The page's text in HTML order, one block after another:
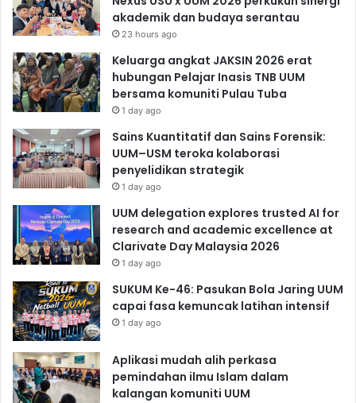
akademik dan budaya serantau
23 hours ago
Keluarga angkat JAKSIN 2026 erat
hubungan Pelajar Inasis TNB UUM
bersama komuniti Pulau Tuba
1 day ago
Sains Kuantitatif dan Sains Forensik:
UUM–USM teroka kolaborasi
penyelidikan strategik
1 day ago
UUM delegation explores trusted AI for
research and academic excellence at
Clarivate Day Malaysia 2026
1 day ago
SUKUM Ke-46: Pasukan Bola Jaring UUM
capai fasa kemuncak latihan intensif
1 day ago
Aplikasi mudah alih perkasa
pemindahan ilmu Islam dalam
kalangan komuniti UUM